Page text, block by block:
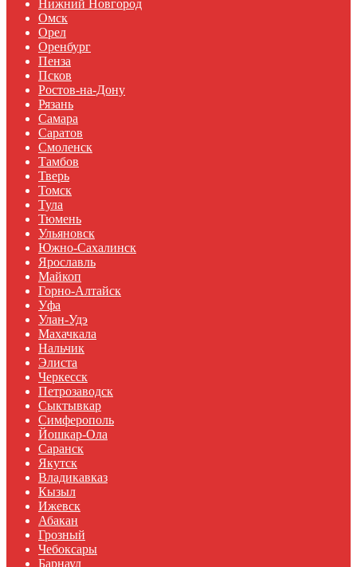
Нижний Новгород
Омск
Орел
Оренбург
Пенза
Псков
Ростов-на-Дону
Рязань
Самара
Саратов
Смоленск
Тамбов
Тверь
Томск
Тула
Тюмень
Ульяновск
Южно-Сахалинск
Ярославль
Майкоп
Горно-Алтайск
Уфа
Улан-Удэ
Махачкала
Нальчик
Элиста
Черкесск
Петрозаводск
Сыктывкар
Симферополь
Йошкар-Ола
Саранск
Якутск
Владикавказ
Кызыл
Ижевск
Абакан
Грозный
Чебоксары
Барнаул